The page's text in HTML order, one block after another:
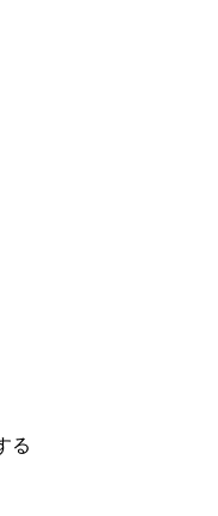
る